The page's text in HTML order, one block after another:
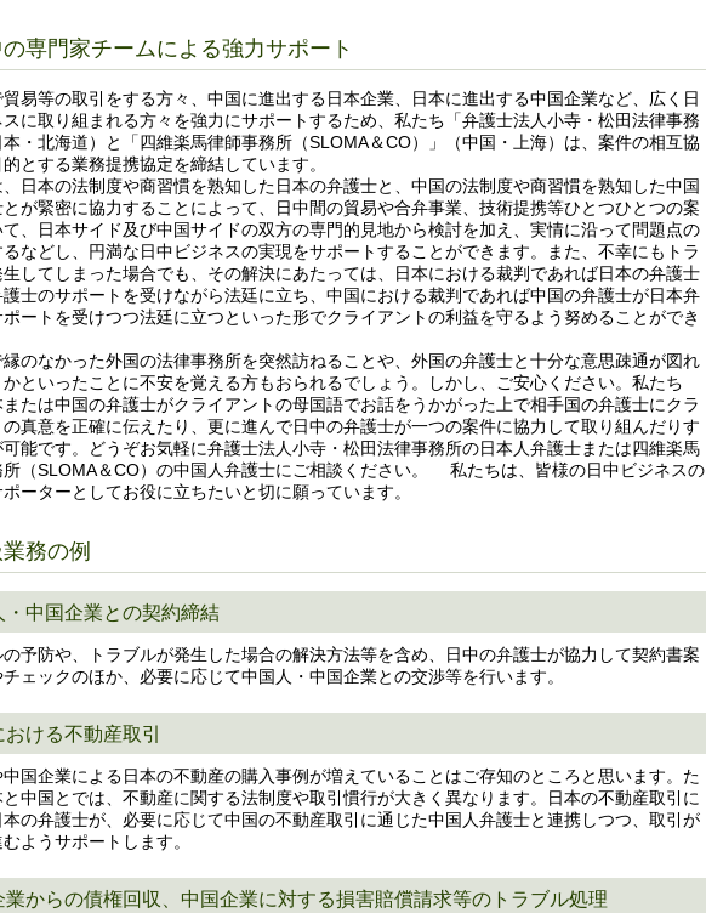
の専門家チームによる強力サポート
貿易等の取引をする方々、中国に進出する日本企業、日本に進出する中国企業など、広く日
に取り組まれる方々を強力にサポートするため、私たち「弁護士法人小寺・松田法律事務
本・北海道）と「四維楽馬律師事務所（SLOMA＆CO）」（中国・上海）は、案件の相互協
とする業務提携協定を締結しています。
日本の法制度や商習慣を熟知した日本の弁護士と、中国の法制度や商習慣を熟知した中国
が緊密に協力することによって、日中間の貿易や合弁事業、技術提携等ひとつひとつの案
、日本サイド及び中国サイドの双方の専門的見地から検討を加え、実情に沿って問題点の
などし、円満な日中ビジネスの実現をサポートすることができます。また、不幸にもトラ
生してしまった場合でも、その解決にあたっては、日本における裁判であれば日本の弁護士
士のサポートを受けながら法廷に立ち、中国における裁判であれば中国の弁護士が日本弁
ートを受けつつ法廷に立つといった形でクライアントの利益を守るよう努めることができ
縁のなかった外国の法律事務所を突然訪ねることや、外国の弁護士と十分な意思疎通が図れ
かといったことに不安を覚える方もおられるでしょう。しかし、ご安心ください。私たち
または中国の弁護士がクライアントの母国語でお話をうかがった上で相手国の弁護士にクラ
の真意を正確に伝えたり、更に進んで日中の弁護士が一つの案件に協力して取り組んだりす
可能です。どうぞお気軽に弁護士法人小寺・松田法律事務所の日本人弁護士または四維楽馬
所（SLOMA＆CO）の中国人弁護士にご相談ください。 私たちは、皆様の日中ビジネスの
ーターとしてお役に立ちたいと切に願っています。
務の例
・中国企業との契約締結
の予防や、トラブルが発生した場合の解決方法等を含め、日中の弁護士が協力して契約書案
ェックのほか、必要に応じて中国人・中国企業との交渉等を行います。
おける不動産取引
国企業による日本の不動産の購入事例が増えていることはご存知のところと思います。た
と中国とでは、不動産に関する法制度や取引慣行が大きく異なります。日本の不動産取引に
の弁護士が、必要に応じて中国の不動産取引に通じた中国人弁護士と連携しつつ、取引が
ようサポートします。
業からの債権回収、中国企業に対する損害賠償請求等のトラブル処理